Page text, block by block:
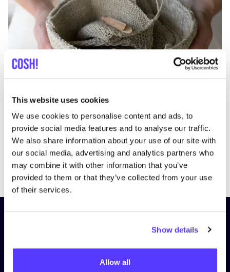
This website uses cookies
We use cookies to personalise content and ads, to
provide social media features and to analyse our traffic.
We also share information about your use of our site with
our social media, advertising and analytics partners who
may combine it with other information that you’ve
provided to them or that they’ve collected from your use
of their services.
Show details
Allow all